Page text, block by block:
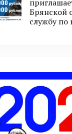
Брянской
службу по